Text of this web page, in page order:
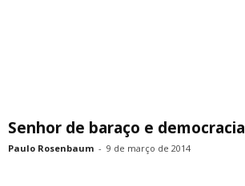
Senhor de baraço e democracia
Paulo Rosenbaum - 9 de março de 2014